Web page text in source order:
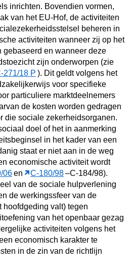
inrichten. Bovendien vormen,
van het EU-Hof, de activiteiten
beheren in
activiteiten wanneer zij op het
en wanneer deze
zijn onderworpen (zie
18 P ). Dit geldt volgens het
voor specifieke
particuliere marktdeelnemers
de kosten worden gedragen
die sociale zekerheidsorganen.
doel of het in aanmerking
in het kader van een
staat er niet aan in de weg
economische activiteit wordt
06en C‑180/98–C‑184/98).
van de sociale hulpverlening
de werkingssfeer van de
valt) tegen
van het openbaar gezag
activiteiten volgens het
economisch karakter te
in de zin van de richtlijn